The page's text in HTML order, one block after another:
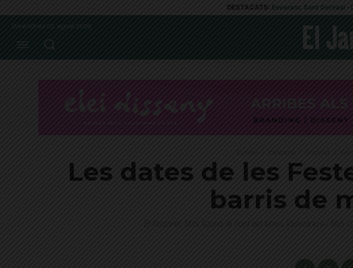
DESTACATS: Esvoranc Sant Gervasi ·
Divendres 07, agost 2026
Destacat
Les dates de les
barris de
El Rectoret, Mas Sauró, la Font del Mont, Vallvidrera i